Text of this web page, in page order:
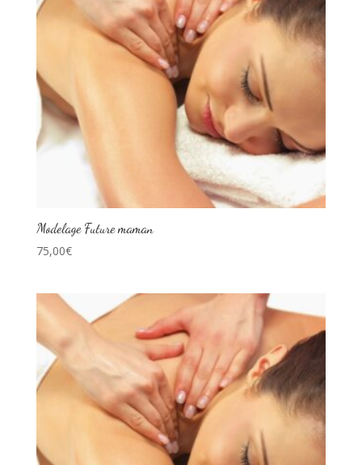
Modelage Future maman
75,00€